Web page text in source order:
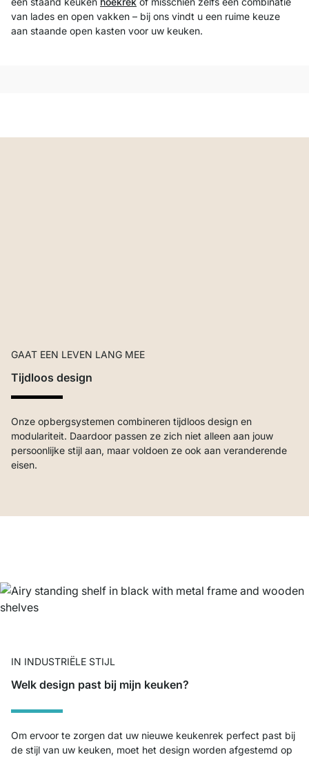
van lades en open vakken – bij ons vindt u een ruime keuze
aan staande open kasten voor uw keuken.
GAAT EEN LEVEN LANG MEE
Tijdloos design
Onze opbergsystemen combineren tijdloos design en
modulariteit. Daardoor passen ze zich niet alleen aan jouw
persoonlijke stijl aan, maar voldoen ze ook aan veranderende
eisen.
IN INDUSTRIËLE STIJL
Welk design past bij mijn keuken?
Om ervoor te zorgen dat uw nieuwe keukenrek perfect past bij
de stijl van uw keuken, moet het design worden afgestemd op